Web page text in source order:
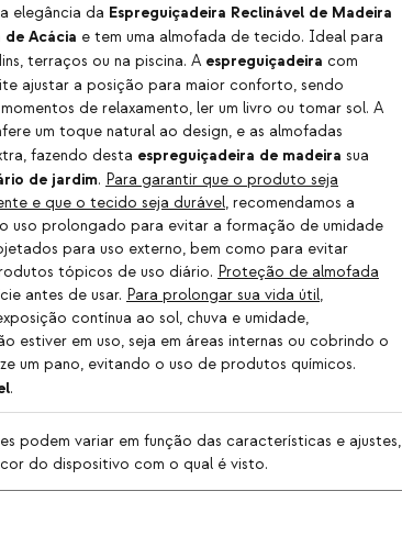
elegância da Espreguiçadeira Reclinável de Madeira
de Acácia e tem uma almofada de tecido. Ideal para
terraços ou na piscina. A espreguiçadeira com
ajustar a posição para maior conforto, sendo
de relaxamento, ler um livro ou tomar sol. A
um toque natural ao design, e as almofadas
fazendo desta espreguiçadeira de madeira sua
de jardim. Para garantir que o produto seja
e que o tecido seja durável, recomendamos a
uso prolongado para evitar a formação de umidade
para uso externo, bem como para evitar
tópicos de uso diário. Proteção de almofada
antes de usar. Para prolongar sua vida útil,
contínua ao sol, chuva e umidade,
estiver em uso, seja em áreas internas ou cobrindo o
um pano, evitando o uso de produtos químicos.
.
podem variar em função das características e ajustes,
do dispositivo com o qual é visto.